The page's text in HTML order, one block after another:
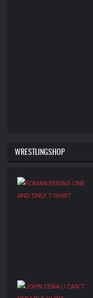
WRESTLINGSHOP